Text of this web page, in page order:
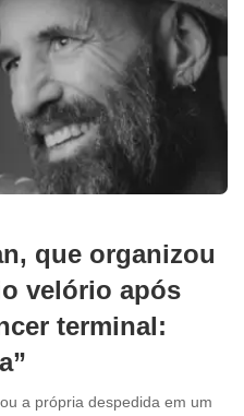
que organizou
velório após
terminal:
a própria despedida em um